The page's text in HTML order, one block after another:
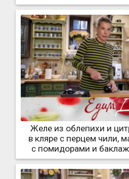
Желе из облепихи и
в кляре с перцем чили,
с помидорами и